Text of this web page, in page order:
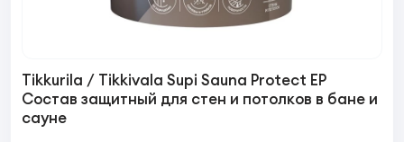
Tikkurila / Tikkivala Supi Sauna Protect EP
Состав защитный для стен и потолков в бане и
сауне